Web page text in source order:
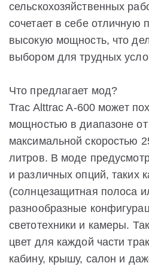
сельскохозяйственных
сочетает в себе отличную
высокую мощность, что
выбором для трудных
Что предлагает мод?
Trac Alttrac A-600 может
мощностью в диапазоне
максимальной скоростью
литров. В моде
и различных опций, таких
(солнцезащитная полоса
разнообразные
светотехники и камеры.
цвет для каждой части
кабину, крышу, салон и